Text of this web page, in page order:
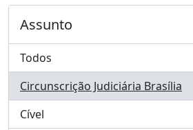
Assunto
Todos
Circunscrição Judiciária Brasília
, 67 resultados
Cível
, 19 resultados